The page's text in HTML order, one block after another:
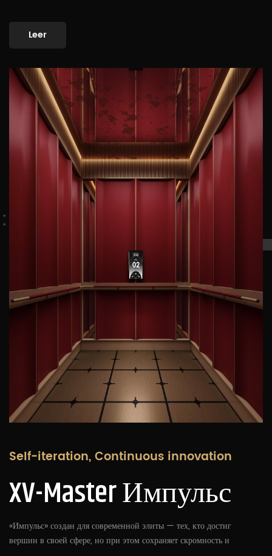
Leer
Self-iteration, Continuous innovation
XV-Master Импульс
«Импульс» создан для современной элиты — тех, кто достиг
вершин в своей сфере, но при этом сохраняет скромность и